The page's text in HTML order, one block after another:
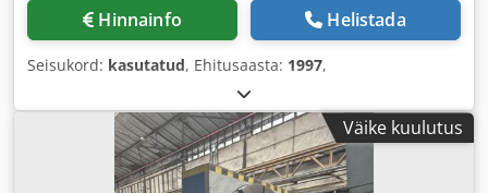
Hinnainfo Helistada
Seisukord: kasutatud, Ehitusaasta: 1997,
Väike kuulutus